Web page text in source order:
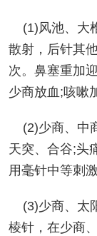
(1)风池、大
散射，后针其
次。鼻塞重加
少商放血;咳嗽
(2)少商、中
天突、合谷;头
用毫针中等刺
(3)少商、太
棱针，在少商